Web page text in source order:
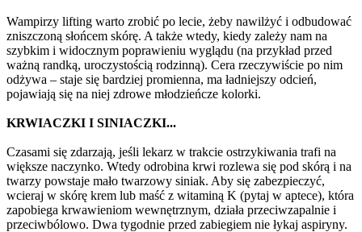
Wampirzy lifting warto zrobić po lecie, żeby nawilżyć i odbudować
zniszczoną słońcem skórę. A także wtedy, kiedy zależy nam na
szybkim i widocznym poprawieniu wyglądu (na przykład przed
ważną randką, uroczystością rodzinną). Cera rzeczywiście po nim
odżywa – staje się bardziej promienna, ma ładniejszy odcień,
pojawiają się na niej zdrowe młodzieńcze kolorki.
KRWIACZKI I SINIACZKI...
Czasami się zdarzają, jeśli lekarz w trakcie ostrzykiwania trafi na
większe naczynko. Wtedy odrobina krwi rozlewa się pod skórą i na
twarzy powstaje mało twarzowy siniak. Aby się zabezpieczyć,
wcieraj w skórę krem lub maść z witaminą K (pytaj w aptece), która
zapobiega krwawieniom wewnętrznym, działa przeciwzapalnie i
przeciwbólowo. Dwa tygodnie przed zabiegiem nie łykaj aspiryny.